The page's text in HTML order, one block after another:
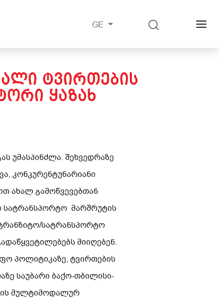
GE
ᲢᲕᲘᲠᲗᲔᲑᲘᲡ
ᲧᲐᲖᲐᲮ
უმასპინძლა. შეხვედრაზე
კონკურენტუნარიანი
ახალ გამოწვევებთან
სატრანსპორტო მარშრუტის
სატრანსპორტო
მიიღებენ.
პოლიტიკაზე, ტვირთების
საუბარი ბაქო-თბილისი-
მულტიმოდალურ